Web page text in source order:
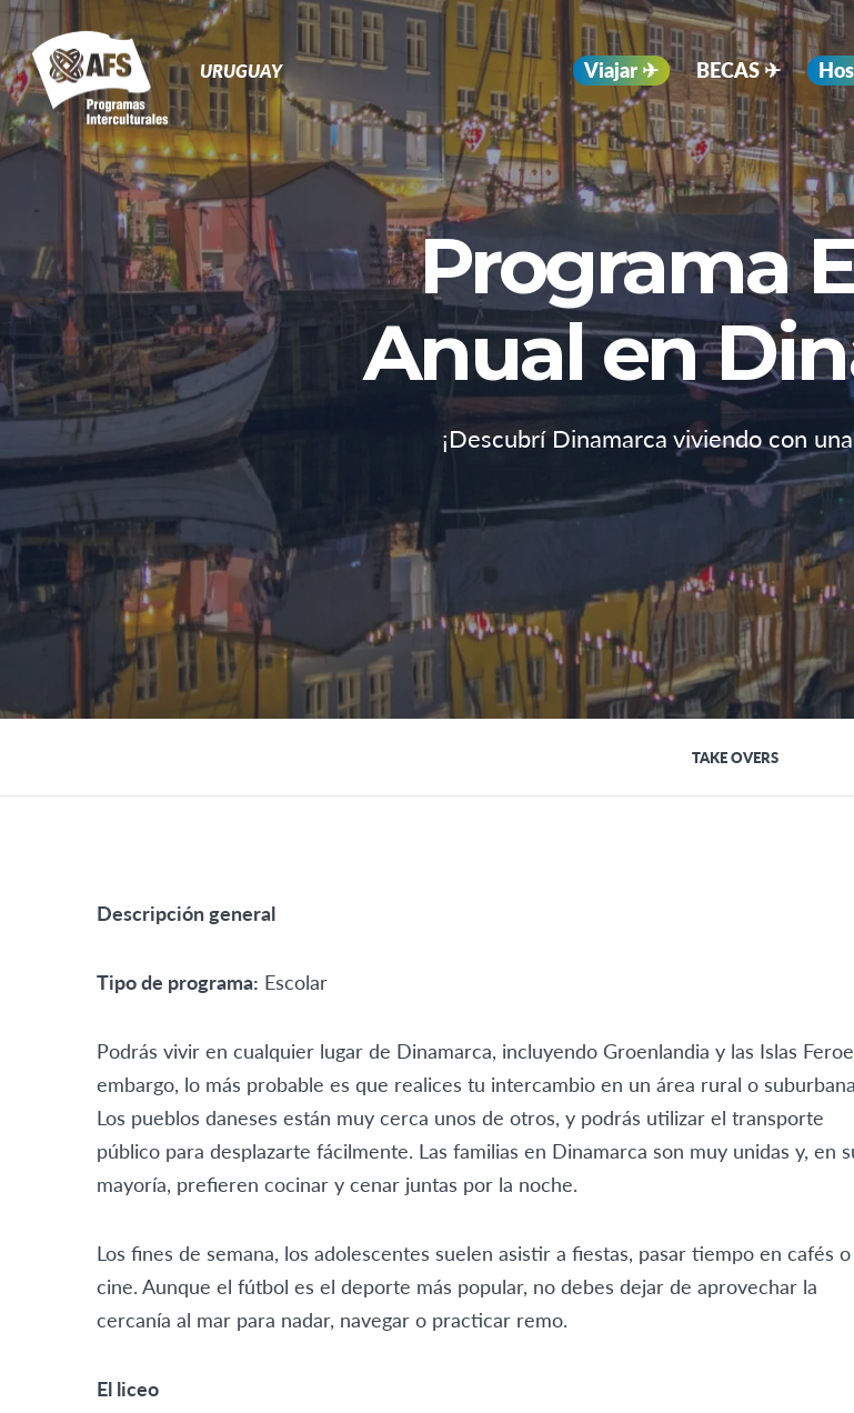
URUGUAY
Navegación
Primaria
Viajar ✈︎ BECAS ✈︎
Programa
Anual en
¡Descubrí Dinamarca viviendo con
TAKE OVERS
Descripción general
Tipo de programa: Escolar
Podrás vivir en cualquier lugar de Dinamarca, incluyendo Groenlandia y las Islas
embargo, lo más probable es que realices tu intercambio en un área rural o
Los pueblos daneses están muy cerca unos de otros, y podrás utilizar el transporte
público para desplazarte fácilmente. Las familias en Dinamarca son muy unidas y, en
mayoría, prefieren cocinar y cenar juntas por la noche.
Los fines de semana, los adolescentes suelen asistir a fiestas, pasar tiempo en cafés
cine. Aunque el fútbol es el deporte más popular, no debes dejar de aprovechar la
cercanía al mar para nadar, navegar o practicar remo.
El liceo